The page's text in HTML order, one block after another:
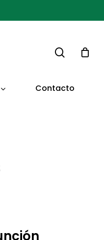
Contacto